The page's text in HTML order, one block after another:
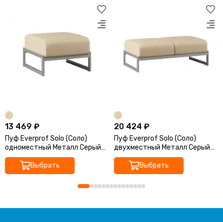
13 469 ₽
Пуф Everprof Solo (Соло)
одноместный Металл Серый
Экокожа Бежевый
Выбрать
20 424 ₽
Пуф Everprof Solo (Соло)
двухместный Металл Серый
Экокожа Бежевый
Выбрать